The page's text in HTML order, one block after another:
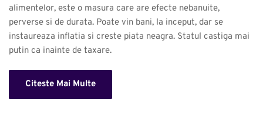
alimentelor, este o masura care are efecte nebanuite,
perverse si de durata. Poate vin bani, la inceput, dar se
instaureaza inflatia si creste piata neagra. Statul castiga mai
putin ca inainte de taxare.
Citeste Mai Multe